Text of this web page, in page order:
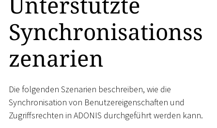
Synchronisationss
zenarien
Die folgenden Szenarien beschreiben, wie die
Synchronisation von Benutzereigenschaften und
Zugriffsrechten in ADONIS durchgeführt werden kann.